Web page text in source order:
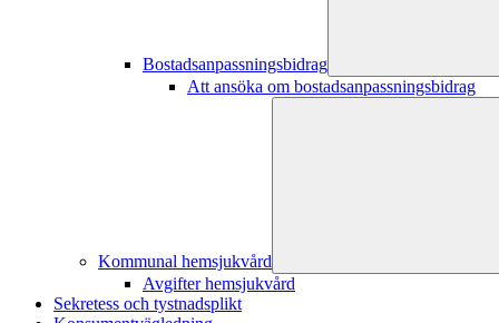
Bostadsanpassningsbidrag
Att ansöka om bostadsanpassningsbidrag
Kommunal hemsjukvård
Avgifter hemsjukvård
Sekretess och tystnadsplikt